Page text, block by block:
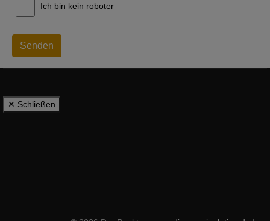
Ich bin kein roboter
Senden
✕ Schließen